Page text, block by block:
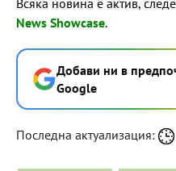
News Showcase.
Добави ни в
Google
Последна актуализация: